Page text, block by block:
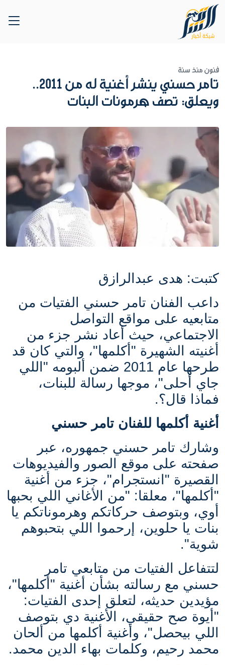
فنونمنذ سنة
تامر حسني ينشر أغنية له من 2011..
ويعلق: تصف هرمونات البنات
كتبت: هدى عبدالرازق
داعب الفنان تامر حسني الفتيات من
متابعيه على مواقع التواصل
الاجتماعي، حيث أعاد نشر جزء من
أغنيته الشهيرة "أكلمها"، والتي كان قد
طرحها عام 2011 ضمن ألبومه "اللي
جاي أحلى"، موجها رسالة للبنات،
فماذا قال؟.
أغنية أكلمها للفنان تامر حسني
وشارك تامر حسني جمهوره، عبر
صفحته على موقع الصور والفيديوهات
القصيرة "انستجرام"، جزء من أغنية
"أكلمها"، معلقا: "من الأغاني اللي بحبها
أوي، وبتوصف حركاتكم وهرموناتكم يا
بنات يا حلوين، إرحموا اللي بتحبوهم
شوية".
لتتفاعل الفتيات من متابعي تامر
حسني مع رسالته بشأن أغنية "أكلمها"،
مؤيدين حديثه، لتعلق إحدى الفتيات:
"أيوة صح حقيقي، الأغنية دي بتوصف
اللي بيحصل"، وأغنية أكلمها من ألحان
محمد رحيم، وكلمات بهاء الدين محمد.